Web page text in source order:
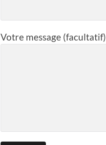
Votre message (facultatif)